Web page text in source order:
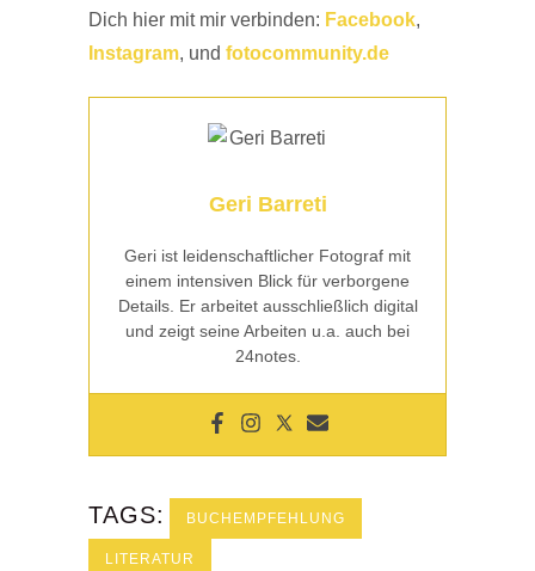
Dich hier mit mir verbinden: Facebook,
Instagram, und fotocommunity.de
Geri Barreti
Geri ist leidenschaftlicher Fotograf mit
einem intensiven Blick für verborgene
Details. Er arbeitet ausschließlich digital
und zeigt seine Arbeiten u.a. auch bei
24notes.
TAGS: BUCHEMPFEHLUNG
LITERATUR